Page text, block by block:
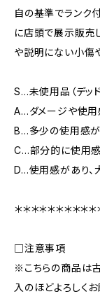
自の基準でランク
に店頭で展示販売
や説明にない小傷
S…未使用品（デッド
A…ダメージや使
B…多少の使用感が
C…部分的に使用感
D…使用感があり、
＊＊＊＊＊＊＊＊＊＊
□注意事項
※こちらの商品は古
入のほどよろしく